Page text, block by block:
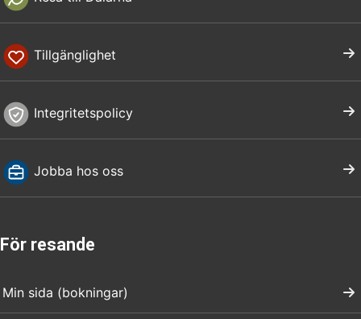
Tillgänglighet
Integritetspolicy
Jobba hos oss
För resande
Min sida (bokningar)